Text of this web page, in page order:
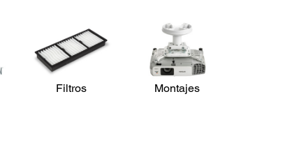
Filtros Montajes